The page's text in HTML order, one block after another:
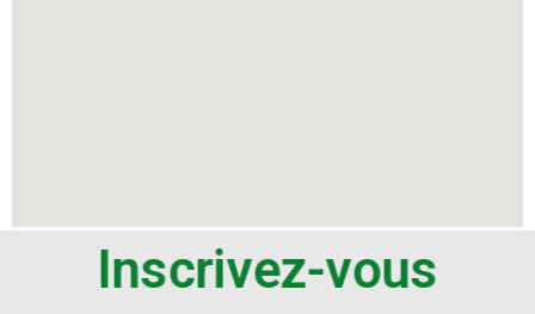
Inscrivez-vous